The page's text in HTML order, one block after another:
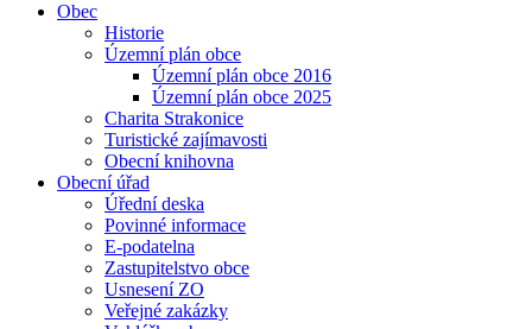
Obec
Historie
Územní plán obce
Územní plán obce 2016
Územní plán obce 2025
Charita Strakonice
Turistické zajímavosti
Obecní knihovna
Obecní úřad
Úřední deska
Povinné informace
E-podatelna
Zastupitelstvo obce
Usnesení ZO
Veřejné zakázky